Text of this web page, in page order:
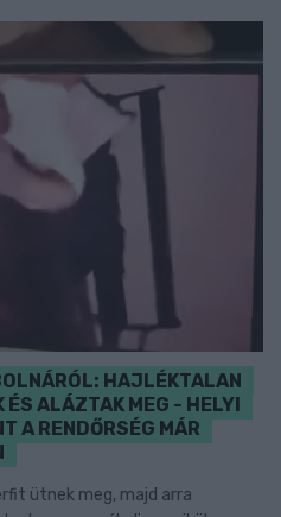
HAJLÉKTALAN
ALÁZTAK MEG - HELYI
A RENDŐRSÉG MÁR
ütnek meg, majd arra